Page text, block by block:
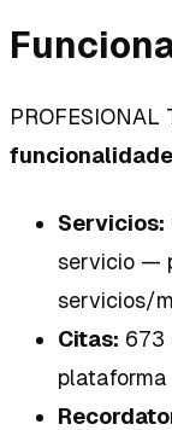
Servicios:
servicio —
servicios/
Citas: 673
plataforma